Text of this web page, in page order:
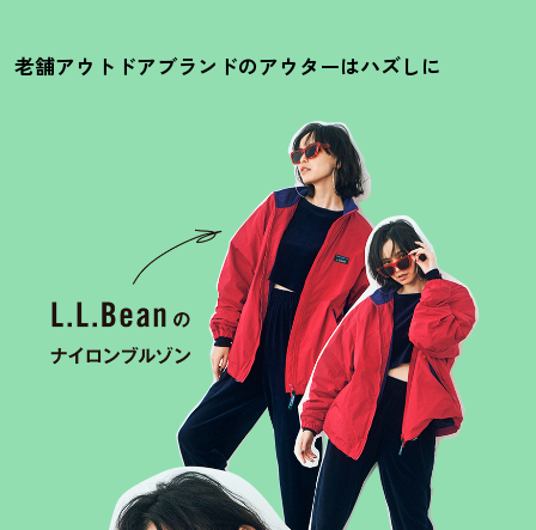
老舗アウトドアブランドのアウターはハズしに